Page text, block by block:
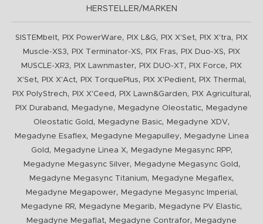
HERSTELLER/MARKEN
SISTEMbelt, PIX PowerWare, PIX L&G, PIX X'Set, PIX X'tra,
PIX
Muscle-XS3, PIX Terminator-XS, PIX Fras, PIX Duo-XS,
PIX
MUSCLE-XR3, PIX Lawnmaster, PIX DUO-XT, PIX Force,
PIX
X'Set, PIX X'Act, PIX TorquePlus, PIX X'Pedient, PIX Thermal ,
PIX PolyStrech, PIX X'Ceed , PIX Lawn&Garden, PIX Agricultural ,
PIX Duraband , Megadyne, Megadyne Oleostatic,
Megadyne
Oleostatic Gold , Megadyne Basic, Megadyne XDV,
Megadyne Esaflex, Megadyne Megapulley,
Megadyne Linea
Gold , Megadyne Linea X, Megadyne Megasync RPP,
Megadyne Megasync Silver, Megadyne Megasync Gold ,
Megadyne Megasync Titanium, Megadyne Megaflex,
Megadyne Megapower, Megadyne Megasync Imperial ,
Megadyne RR, Megadyne Megarib, Megadyne PV Elastic,
Megadyne Megaflat, Megadyne Contrafor, Megadyne